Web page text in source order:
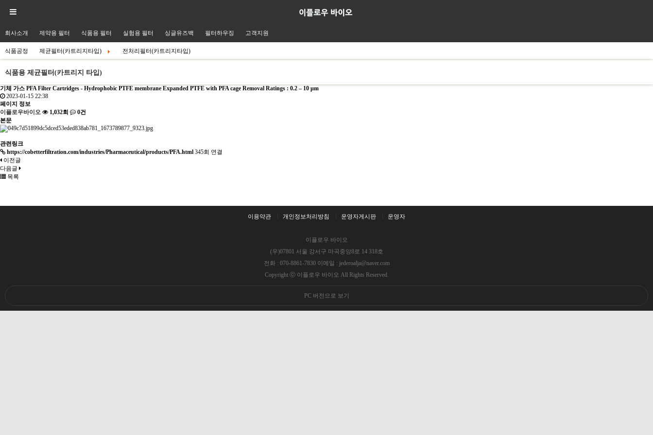
회사소개 제약용 필터 식품용 필터 실험용 필터 싱글유즈백 필터하우징 고객지원
식품공정 제균필터(카트리지타입) 전처리필터(카트리지타입)
식품용 제균필터(카트리지 타입)
기체 가스 PFA Filter Cartridges - Hydrophobic PTFE membrane Expanded PTFE with PFA cage Removal Ratings : 0.2 – 10 µm
2023-01-15 22:38
페이지 정보
이플로우바이오
1,032회
0건
본문
관련링크
https://cobetterfiltration.com/industries/Pharmaceutical/products/PFA.html 345회 연결
이전글
다음글
목록
이용약관 개인정보처리방침 운영자게시판 운영자
이플로우 바이오
(우)07801 서울 강서구 마곡중앙8로 14 318호
전화 : 070-8861-7830 이메일 : jederoalja@naver.com
Copyright ⓒ 이플로우 바이오 All Rights Reserved.
PC 버전으로 보기